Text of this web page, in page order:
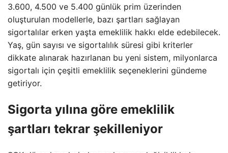
3.600, 4.500 ve 5.400 günlük prim üzerinden
oluşturulan modellerle, bazı şartları sağlayan
sigortalılar erken yaşta emeklilik hakkı elde edebilecek.
Yaş, gün sayısı ve sigortalılık süresi gibi kriterler
dikkate alınarak hazırlanan bu yeni sistem, milyonlarca
sigortalı için çeşitli emeklilik seçeneklerini gündeme
getiriyor.
Sigorta yılına göre emeklilik
şartları tekrar şekilleniyor